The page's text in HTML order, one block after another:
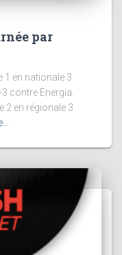
par
1 en nationale 3
contre Energia.
2 en régionale 3